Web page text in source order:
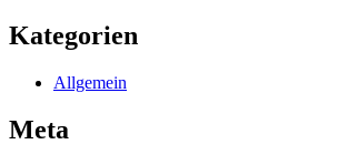
Kategorien
Allgemein
Meta